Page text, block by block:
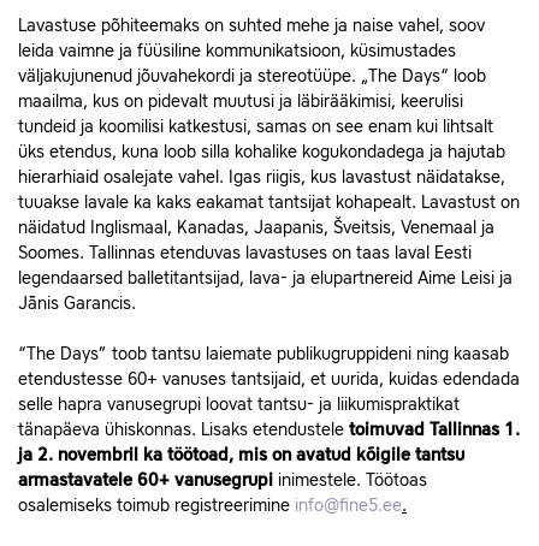
Lavastuse põhiteemaks on suhted mehe ja naise vahel, soov
leida vaimne ja füüsiline kommunikatsioon, küsimustades
väljakujunenud jõuvahekordi ja stereotüüpe. „The Days“ loob
maailma, kus on pidevalt muutusi ja läbirääkimisi, keerulisi
tundeid ja koomilisi katkestusi, samas on see enam kui lihtsalt
üks etendus, kuna loob silla kohalike kogukondadega ja hajutab
hierarhiaid osalejate vahel. Igas riigis, kus lavastust näidatakse,
tuuakse lavale ka kaks eakamat tantsijat kohapealt. Lavastust on
näidatud Inglismaal, Kanadas, Jaapanis, Šveitsis, Venemaal ja
Soomes. Tallinnas etenduvas lavastuses on taas laval Eesti
legendaarsed balletitantsijad, lava- ja elupartnereid Aime Leisi ja
Jānis Garancis.
“The Days” toob tantsu laiemate publikugruppideni ning kaasab
etendustesse 60+ vanuses tantsijaid, et uurida, kuidas edendada
selle hapra vanusegrupi loovat tantsu- ja liikumispraktikat
tänapäeva ühiskonnas. Lisaks etendustele toimuvad Tallinnas 1.
ja 2. novembril ka töötoad, mis on avatud kõigile tantsu
armastavatele 60+ vanusegrupi inimestele. Töötoas
osalemiseks toimub registreerimine info@fine5.ee.